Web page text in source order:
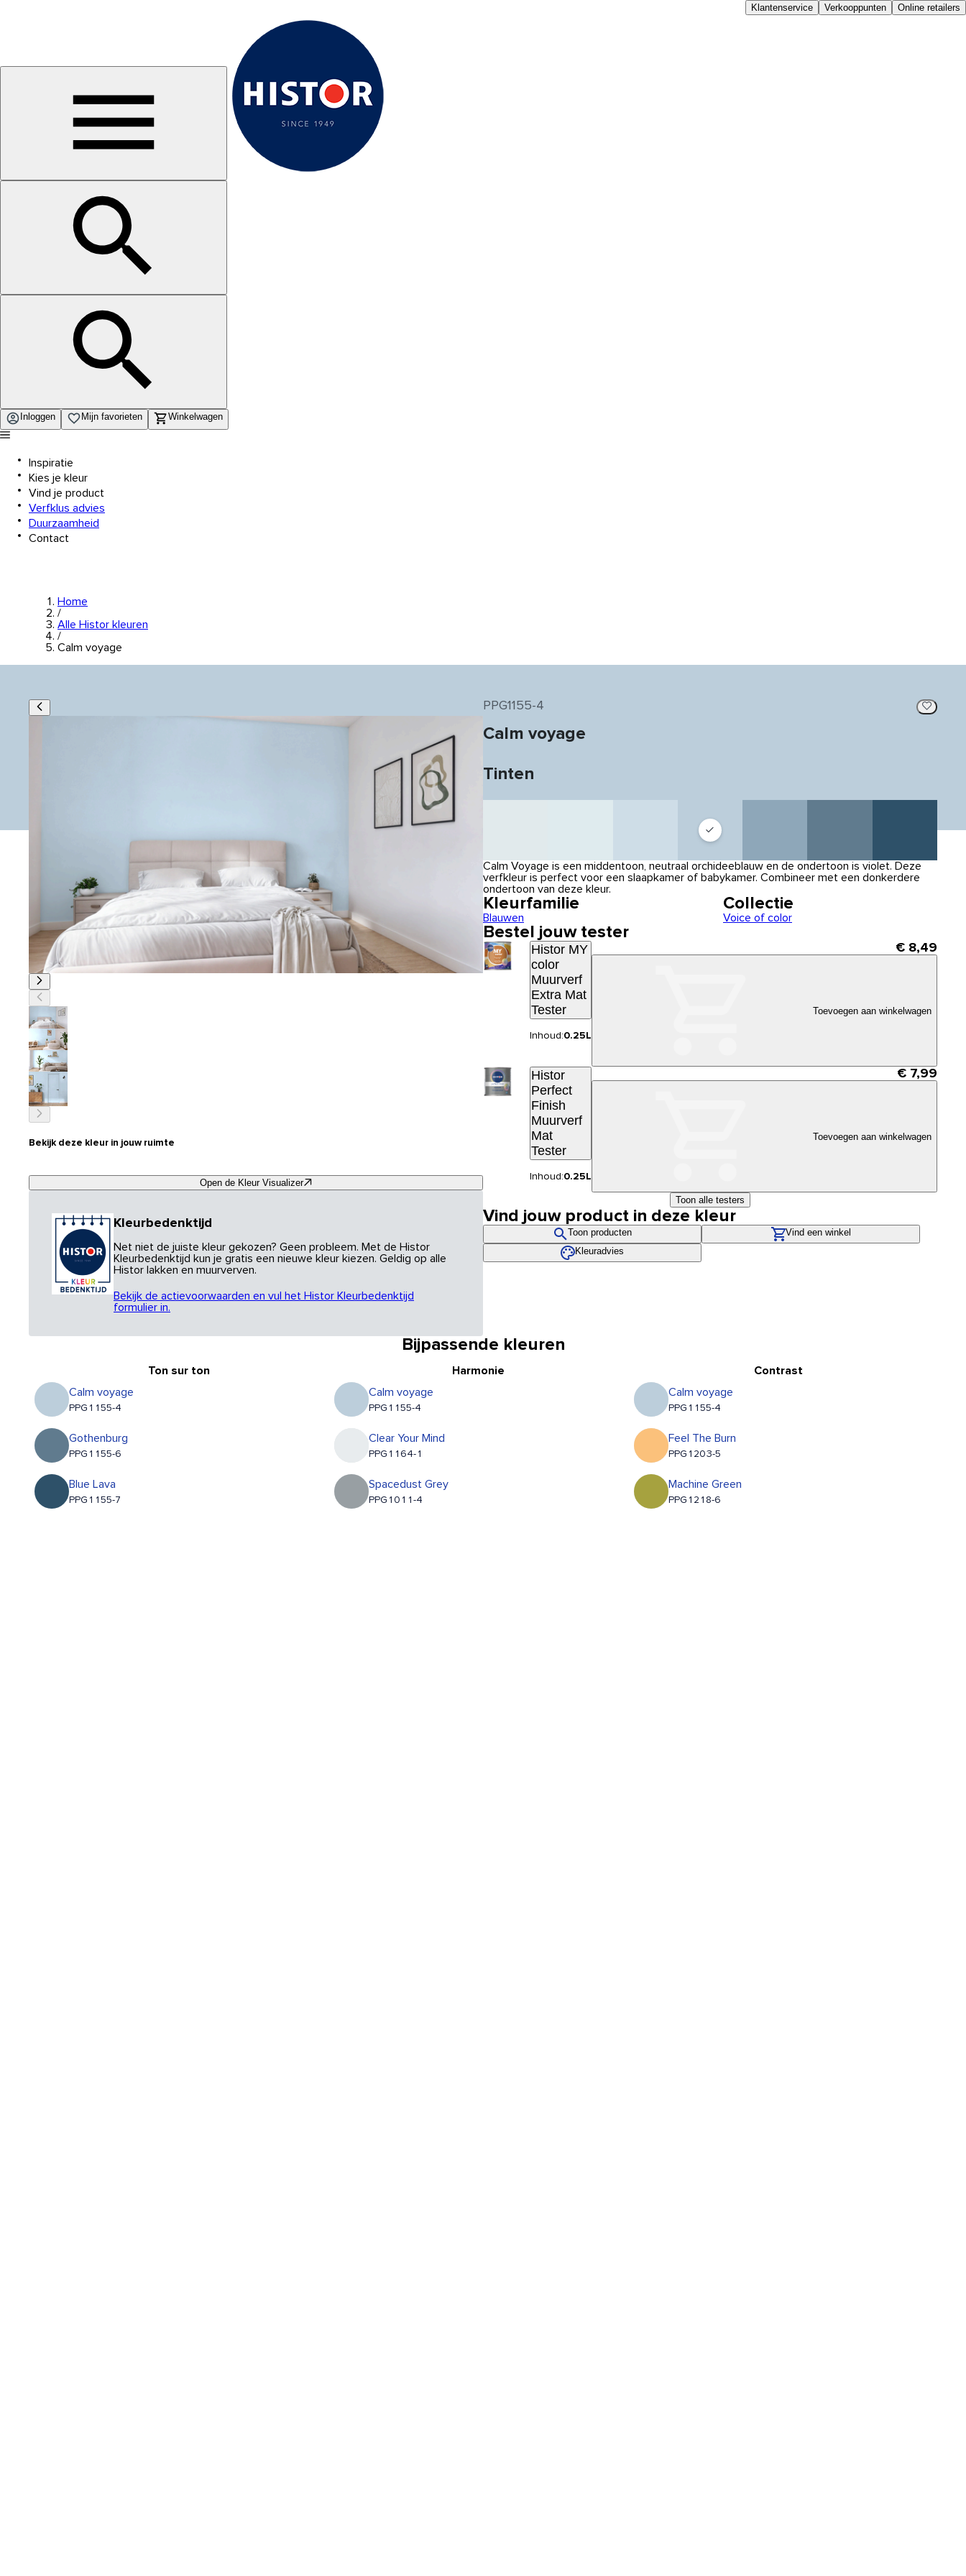
Klantenservice Verkooppunten Online retailers
Inloggen Mijn favorieten Winkelwagen
Inspiratie
Kies je kleur
Vind je product
Verfklus advies
Duurzaamheid
Contact
Home
/
Alle Histor kleuren
/
Calm voyage
Bekijk deze kleur in jouw ruimte
Open de Kleur Visualizer
Kleurbedenktijd
Net niet de juiste kleur gekozen? Geen probleem. Met de Histor
Kleurbedenktijd kun je gratis een nieuwe kleur kiezen. Geldig op alle
Histor lakken en muurverven.
Bekijk de actievoorwaarden en vul het Histor Kleurbedenktijd
formulier in.
PPG1155-4
Calm voyage
Tinten
Calm Voyage is een middentoon, neutraal orchideeblauw en de ondertoon is violet. Deze
verfkleur is perfect voor een slaapkamer of babykamer. Combineer met een donkerdere
ondertoon van deze kleur.
Kleurfamilie
Blauwen
Collectie
Voice of color
Bestel jouw tester
Histor MY
color
Muurverf
Extra Mat
Tester
Inhoud:0.25L
€ 8,49
Toevoegen aan winkelwagen
Histor
Perfect
Finish
Muurverf
Mat
Tester
Inhoud:0.25L
€ 7,99
Toevoegen aan winkelwagen
Toon alle testers
Vind jouw product in deze kleur
Toon producten
Vind een winkel
Kleuradvies
Bijpassende kleuren
Ton sur ton
Calm voyage
PPG1155-4
Gothenburg
PPG1155-6
Blue Lava
PPG1155-7
Harmonie
Calm voyage
PPG1155-4
Clear Your Mind
PPG1164-1
Spacedust Grey
PPG1011-4
Contrast
Calm voyage
PPG1155-4
Feel The Burn
PPG1203-5
Machine Green
PPG1218-6